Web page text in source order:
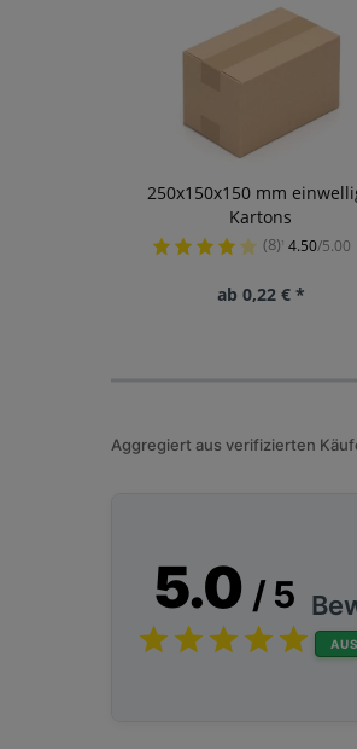
250x150x150 mm
Kartons
(8)¹ 4.50/5.00
ab 0,22 € *
Aggregiert aus verifizierten
5.0 / 5